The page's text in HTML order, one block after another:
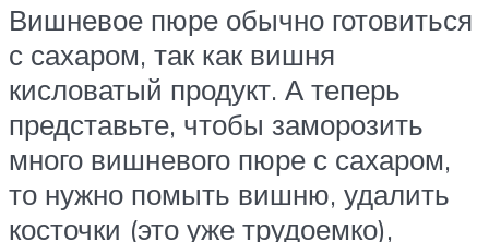
Вишневое пюре обычно готовиться
с сахаром, так как вишня
кисловатый продукт. А теперь
представьте, чтобы заморозить
много вишневого пюре с сахаром,
то нужно помыть вишню, удалить
косточки (это уже трудоемко),